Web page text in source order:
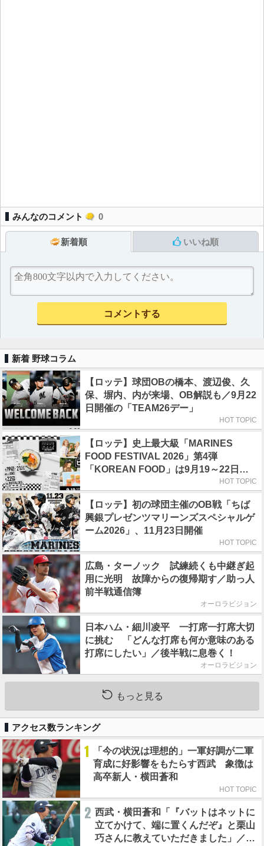
みんなのコメント 0
新着順 いいね順
新着 野球コラム
【ロッテ】球団OBの橋本、渡辺俊、久
保、塀内、内が来場、OB解説も／9月22
日開催の「TEAM26デー」
HOT TOPIC
【ロッテ】史上最大級「MARINES
FOOD FESTIVAL 2026」第4弾
「KOREAN FOOD」は9月19～22日／
HOT TOPIC
【ロッテ】初の球団主催のOB戦「ちば
興銀プレゼンツマリーンズスペシャルゲ
ーム2026」、11月23日開催
HOT TOPIC
広島・ターノック 試練続くも中継ぎ起
用に光明 故障からの復帰期す／助っ人
前半戦通信簿
オーロラビジョン
日本ハム・細川凌平 一打席一打席大切
に挑む 「どんな打席も何か意味のある
打席にしたい」／後半戦に息巻く！
オーロラビジョン
もっと見る
アクセス数ランキング
1
「今の状況は理想的」一軍好調が二軍
育成に好影響をもたらす西武 象徴は
高卒新人・横田蒼和
HOT TOPIC
2 西武・横田蒼和「『バットはネットに
立てかけて、端に置くんだぞ』と栗山
巧さんに教えていただきました」／憧